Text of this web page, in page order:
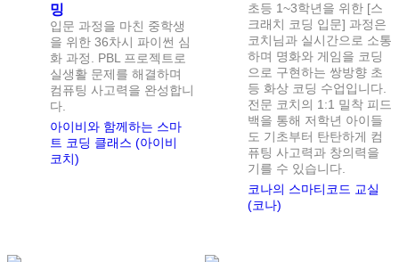
밍
입문 과정을 마친 중학생
을 위한 36차시 파이썬 심
화 과정. PBL 프로젝트로
실생활 문제를 해결하며
컴퓨팅 사고력을 완성합니
다.
아이비와 함께하는 스마
트 코딩 클래스 (아이비
코치)
초등 1~3학년을 위한 [스
크래치 코딩 입문] 과정은
코치님과 실시간으로 소통
하며 명화와 게임을 코딩
으로 구현하는 쌍방향 초
등 화상 코딩 수업입니다.
전문 코치의 1:1 밀착 피드
백을 통해 저학년 아이들
도 기초부터 탄탄하게 컴
퓨팅 사고력과 창의력을
기를 수 있습니다.
코나의 스마티코드 교실
(코나)